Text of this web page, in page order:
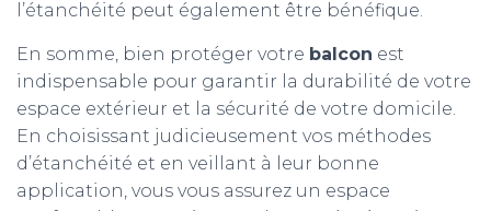
l’étanchéité peut également être bénéfique.
En somme, bien protéger votre balcon est
indispensable pour garantir la durabilité de votre
espace extérieur et la sécurité de votre domicile.
En choisissant judicieusement vos méthodes
d’étanchéité et en veillant à leur bonne
application, vous vous assurez un espace